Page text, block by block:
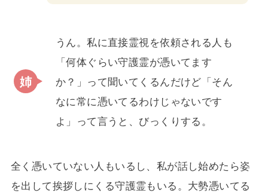
うん。私に直接霊視を依頼される人も
「何体ぐらい守護霊が憑いてます
か？」って聞いてくるんだけど「そん
なに常に憑いてるわけじゃないです
よ」って言うと、びっくりする。
全く憑いていない人もいるし、私が話し始めたら姿
を出して挨拶しにくる守護霊もいる。大勢憑いてる